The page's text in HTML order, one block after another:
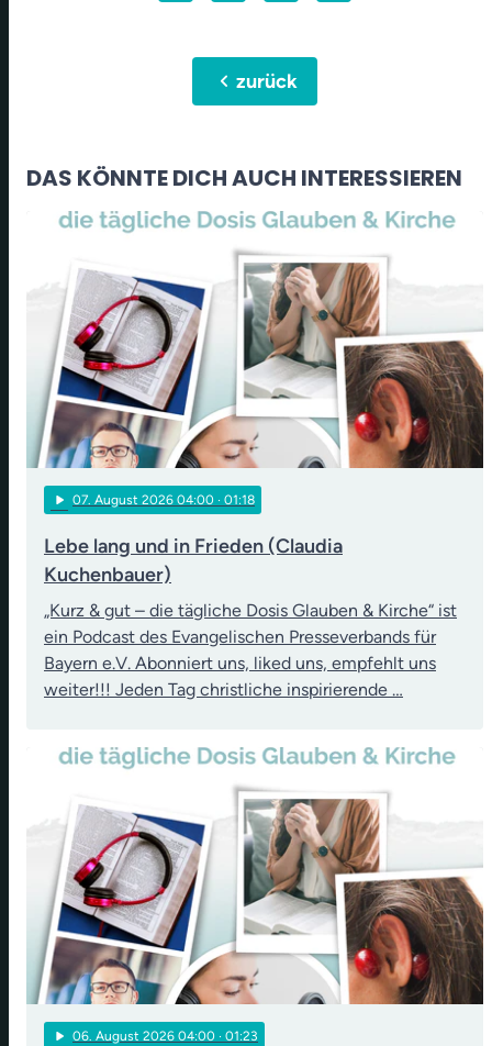
chevron_leftzurück
DAS KÖNNTE DICH AUCH INTERESSIEREN
play_arrow 07. August 2026 04:00 · 01:18
Lebe lang und in Frieden (Claudia
Kuchenbauer)
„Kurz & gut – die tägliche Dosis Glauben & Kirche“ ist
ein Podcast des Evangelischen Presseverbands für
Bayern e.V. Abonniert uns, liked uns, empfehlt uns
weiter!!! Jeden Tag christliche inspirierende …
play_arrow 06. August 2026 04:00 · 01:23